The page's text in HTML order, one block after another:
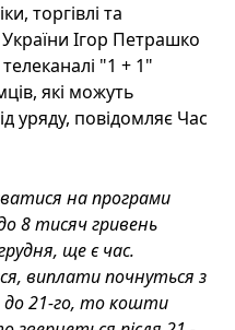
торгівлі та
Ігор Петрашко
"1 + 1"
які можуть
уряду, повідомляє Час
на програми
8 тисяч гривень
ще є час.
виплати почнуться з
до 21-го, то кошти